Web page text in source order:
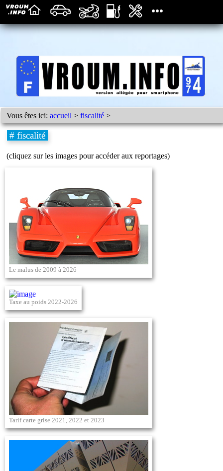
Vous êtes ici:accueil >fiscalité >
# fiscalité
(cliquez sur les images pour accéder aux reportages)
Le malus de 2009 à 2026
Taxe au poids 2022-2026
Tarif carte grise 2021, 2022 et 2023